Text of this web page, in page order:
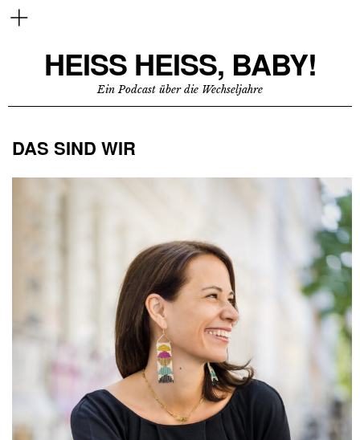
HEISS HEISS, BABY!
Ein Podcast über die Wechseljahre
DAS SIND WIR